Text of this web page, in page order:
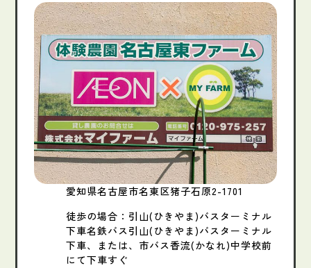
愛知県名古屋市名東区猪子石原2-1701
徒歩の場合：引山(ひきやま)バスターミナル
下車名鉄バス引山(ひきやま)バスターミナル
下車、または、市バス香流(かなれ)中学校前
にて下車すぐ